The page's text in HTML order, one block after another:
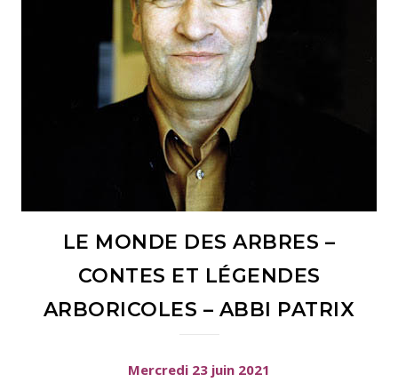
LE MONDE DES ARBRES –
CONTES ET LÉGENDES
ARBORICOLES – ABBI PATRIX
Mercredi 23 juin 2021